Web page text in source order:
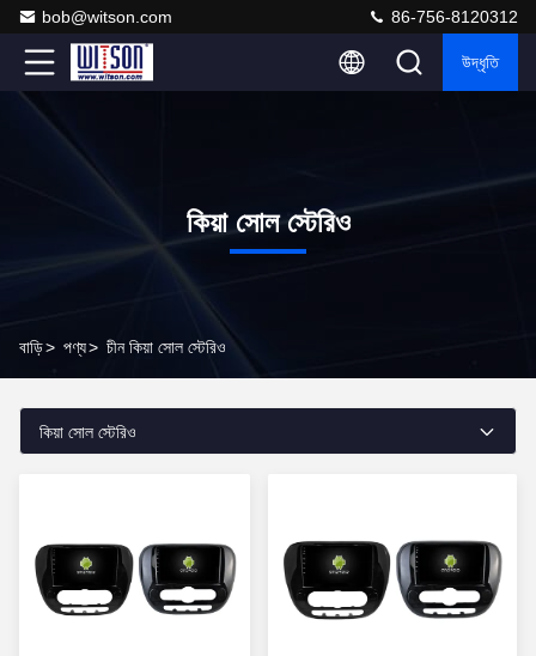
bob@witson.com 86-756-8120312
উদ্ধৃতি
কিয়া সোল স্টেরিও
বাড়ি> পণ্য> চীন কিয়া সোল স্টেরিও
কিয়া সোল স্টেরিও